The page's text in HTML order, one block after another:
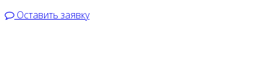
Оставить заявку